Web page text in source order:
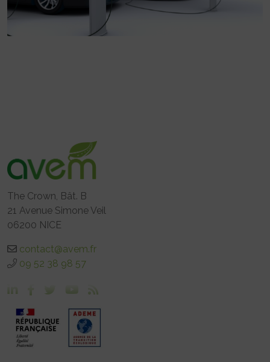
The Crown, Bât. B
21 Avenue Simone Veil
06200 NICE
contact@avem.fr
09 52 38 98 57